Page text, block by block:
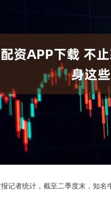
记者统计，截至二季度末，知名